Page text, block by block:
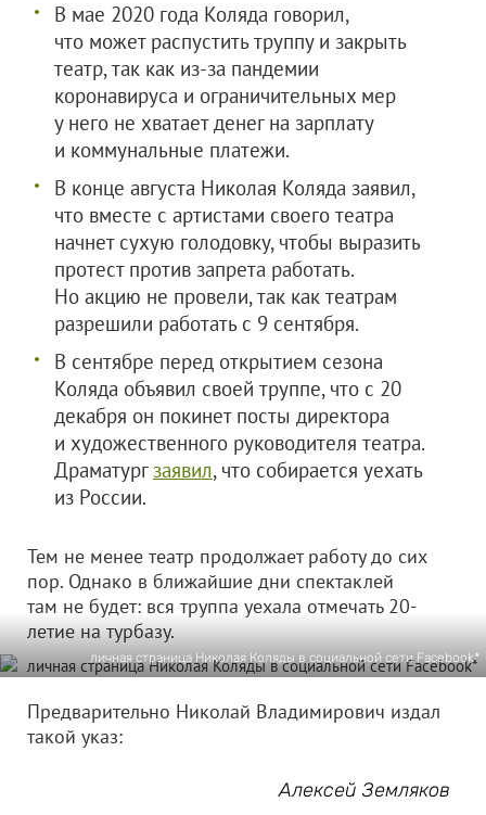
В мае 2020 года Коляда говорил,
что может распустить труппу и закрыть
театр, так как из-за пандемии
коронавируса и ограничительных мер
у него не хватает денег на зарплату
и коммунальные платежи.
В конце августа Николая Коляда заявил,
что вместе с артистами своего театра
начнет сухую голодовку, чтобы выразить
протест против запрета работать.
Но акцию не провели, так как театрам
разрешили работать с 9 сентября.
В сентябре перед открытием сезона
Коляда объявил своей труппе, что с 20
декабря он покинет посты директора
и художественного руководителя театра.
Драматург заявил, что собирается уехать
из России.
Тем не менее театр продолжает работу до сих
пор. Однако в ближайшие дни спектаклей
там не будет: вся труппа уехала отмечать 20-
летие на турбазу.
личная страница Николая Коляды в социальной сети Facebook*
Предварительно Николай Владимирович издал
такой указ:
Алексей Земляков